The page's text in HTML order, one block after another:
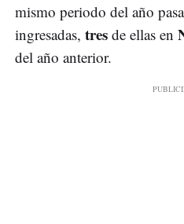
mismo periodo del año
ingresadas, tres de ellas en
del año anterior.